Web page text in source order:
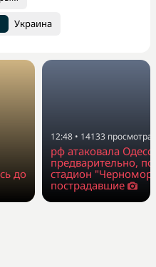
Украина
до
12:48 • 14133 просмотра
рф атаковала
предварительно,
стадион
пострадавшие